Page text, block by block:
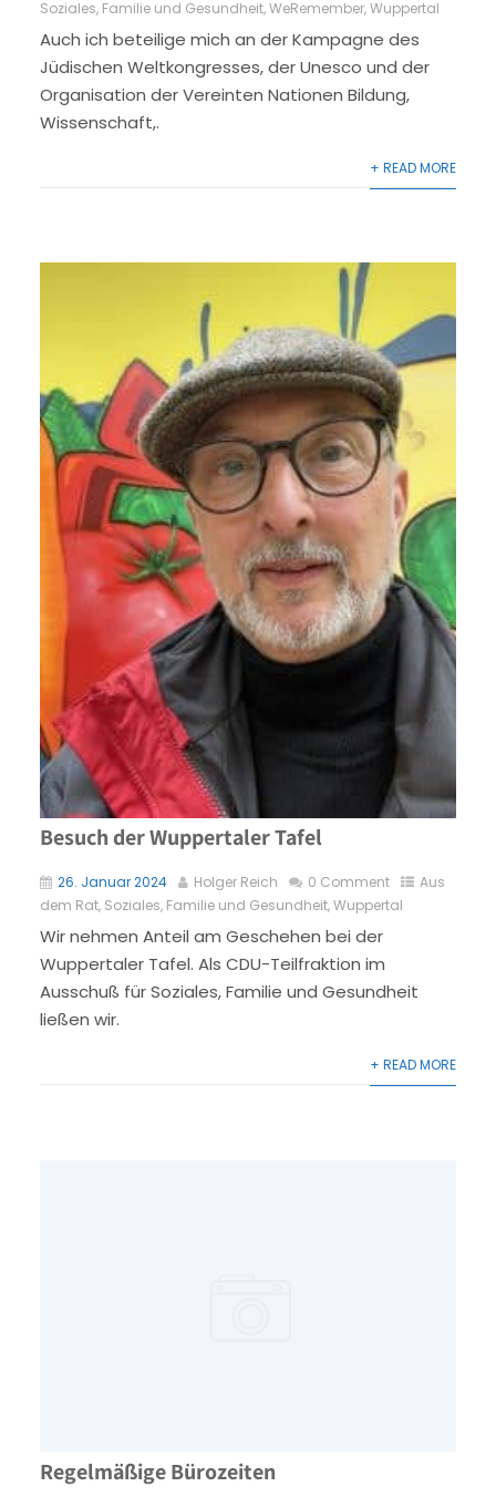
Soziales, Familie und Gesundheit,WeRemember,Wuppertal
Auch ich beteilige mich an der Kampagne des
Jüdischen Weltkongresses, der Unesco und der
Organisation der Vereinten Nationen Bildung,
Wissenschaft,.
+ READ MORE
Besuch der Wuppertaler Tafel
26. Januar 2024 Holger Reich 0 Comment
Aus
dem Rat, Soziales, Familie und Gesundheit,Wuppertal
Wir nehmen Anteil am Geschehen bei der
Wuppertaler Tafel. Als CDU-Teilfraktion im
Ausschuß für Soziales, Familie und Gesundheit
ließen wir.
+ READ MORE
Regelmäßige Bürozeiten